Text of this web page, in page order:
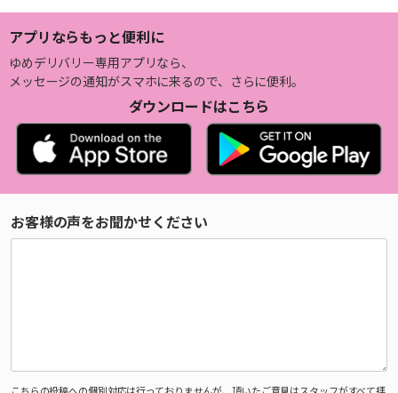
アプリならもっと便利に
ゆめデリバリー専用アプリなら、
メッセージの通知がスマホに来るので、さらに便利。
ダウンロードはこちら
お客様の声をお聞かせください
こちらの投稿への個別対応は行っておりませんが、頂いたご意見はスタッフがすべて拝